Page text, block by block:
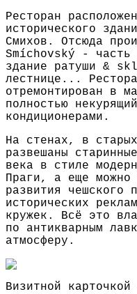
Ресторан
исторического
Смихов. Отсюда
Smíchovský -
здание ратуши &
лестнице...
отремонтирован в
полностью
кондиционерами.
На стенах, в
развешаны
века в стиле
Праги, а еще можно
развития чешского
исторических
кружек. Всё это
по антикварным
атмосферу.
Визитной